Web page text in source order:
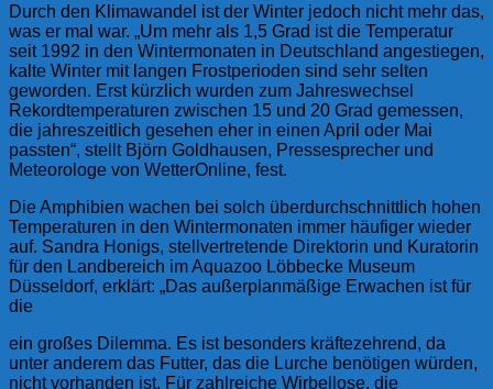
Durch den Klimawandel ist der Winter jedoch nicht mehr das,
was er mal war. „Um mehr als 1,5 Grad ist die Temperatur
seit 1992 in den Wintermonaten in Deutschland angestiegen,
kalte Winter mit langen Frostperioden sind sehr selten
geworden. Erst kürzlich wurden zum Jahreswechsel
Rekordtemperaturen zwischen 15 und 20 Grad gemessen,
die jahreszeitlich gesehen eher in einen April oder Mai
passten“, stellt Björn Goldhausen, Pressesprecher und
Meteorologe von WetterOnline, fest.
Die Amphibien wachen bei solch überdurchschnittlich hohen
Temperaturen in den Wintermonaten immer häufiger wieder
auf. Sandra Honigs, stellvertretende Direktorin und Kuratorin
für den Landbereich im Aquazoo Löbbecke Museum
Düsseldorf, erklärt: „Das außerplanmäßige Erwachen ist für
die
ein großes Dilemma. Es ist besonders kräftezehrend, da
unter anderem das Futter, das die Lurche benötigen würden,
nicht vorhanden ist. Für zahlreiche Wirbellose, die